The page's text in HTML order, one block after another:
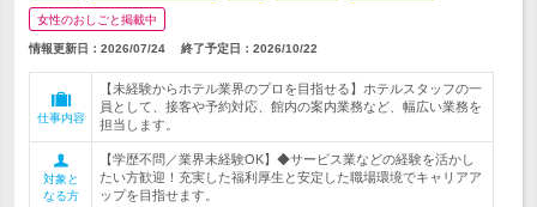
女性のおしごと掲載中
情報更新日：2026/07/24 終了予定日： 2026/10/22
仕事内容
【未経験からホテル業界のプロを目指せる】ホテルスタッフの一
員として、接客や予約対応、館内の案内業務など、幅広い業務を
担当します。
対象と
なる方
【学歴不問／業界未経験OK】◆サービス業などの経験を活かし
たい方歓迎！充実した福利厚生と安定した職場環境でキャリアア
ップを目指せます。